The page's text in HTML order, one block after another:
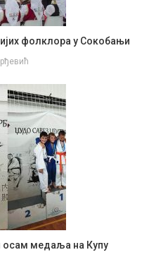
фолклора у Сокобањи
осам медаља на Купу